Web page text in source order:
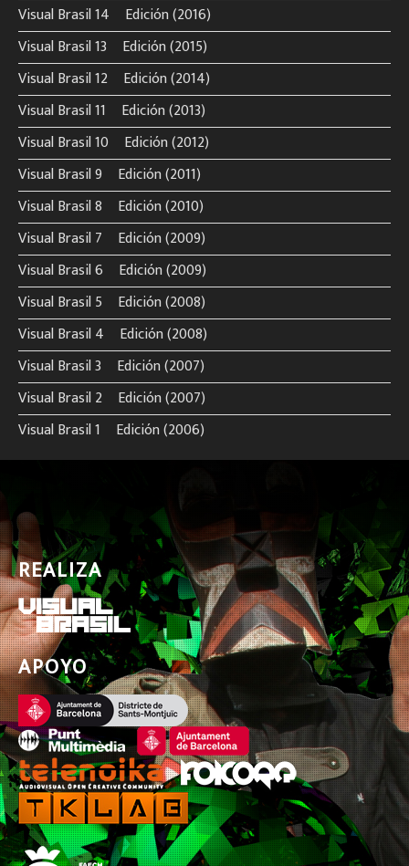
Visual Brasil 14º Edición (2016)
Visual Brasil 13º Edición (2015)
Visual Brasil 12º Edición (2014)
Visual Brasil 11º Edición (2013)
Visual Brasil 10º Edición (2012)
Visual Brasil 9º Edición (2011)
Visual Brasil 8º Edición (2010)
Visual Brasil 7º Edición (2009)
Visual Brasil 6º Edición (2009)
Visual Brasil 5º Edición (2008)
Visual Brasil 4º Edición (2008)
Visual Brasil 3º Edición (2007)
Visual Brasil 2º Edición (2007)
Visual Brasil 1º Edición (2006)
REALIZA
APOYO